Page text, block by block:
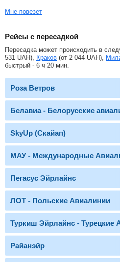
Мне повезет
Рейсы с пересадкой
Пересадка может происходить в
531 UAH), Краков (от 2 044 UAH),
быстрый - 6 ч 20 мин.
Роза Ветров
Белавиа - Белорусские
SkyUp (Скайап)
МАУ - Международные
Пегасус Эйрлайнс
ЛОТ - Польские Авиалинии
Туркиш Эйрлайнс - Турецкие
Райанэйр